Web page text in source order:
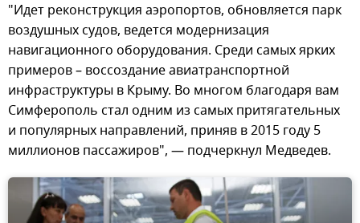
"Идет реконструкция аэропортов, обновляется парк
воздушных судов, ведется модернизация
навигационного оборудования. Среди самых ярких
примеров – воссоздание авиатранспортной
инфраструктуры в Крыму. Во многом благодаря вам
Симферополь стал одним из самых притягательных
и популярных направлений, приняв в 2015 году 5
миллионов пассажиров", — подчеркнул Медведев.